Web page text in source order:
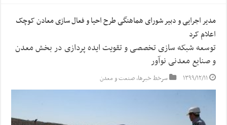
مدیر اجرایی و دبیر شورای هماهنگی طرح احیا و فعال سازی معادن کوچک
اعلام کرد
توسعه شبکه سازی تخصصی و تقویت ایده پردازی در بخش معدن
و صنایع معدنی نوآور
۱۳۹۹/۱۲/۱۱ سرخط خبرها,صنعت و معدن